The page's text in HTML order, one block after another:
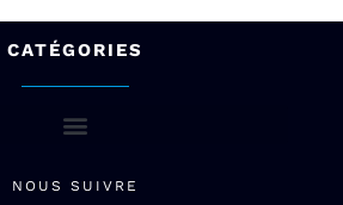
CATÉGORIES
NOUS SUIVRE